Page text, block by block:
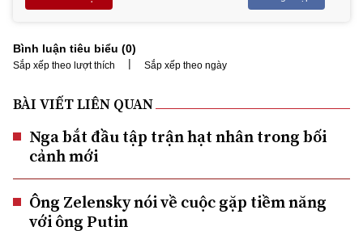
Bình luận tiêu biểu (0)
Sắp xếp theo lượt thích | Sắp xếp theo ngày
BÀI VIẾT LIÊN QUAN
Nga bắt đầu tập trận hạt nhân trong bối
cảnh mới
Ông Zelensky nói về cuộc gặp tiềm năng
với ông Putin